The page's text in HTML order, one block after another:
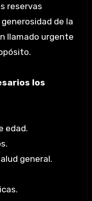
reservas
de la
llamado urgente
los
edad.
general.